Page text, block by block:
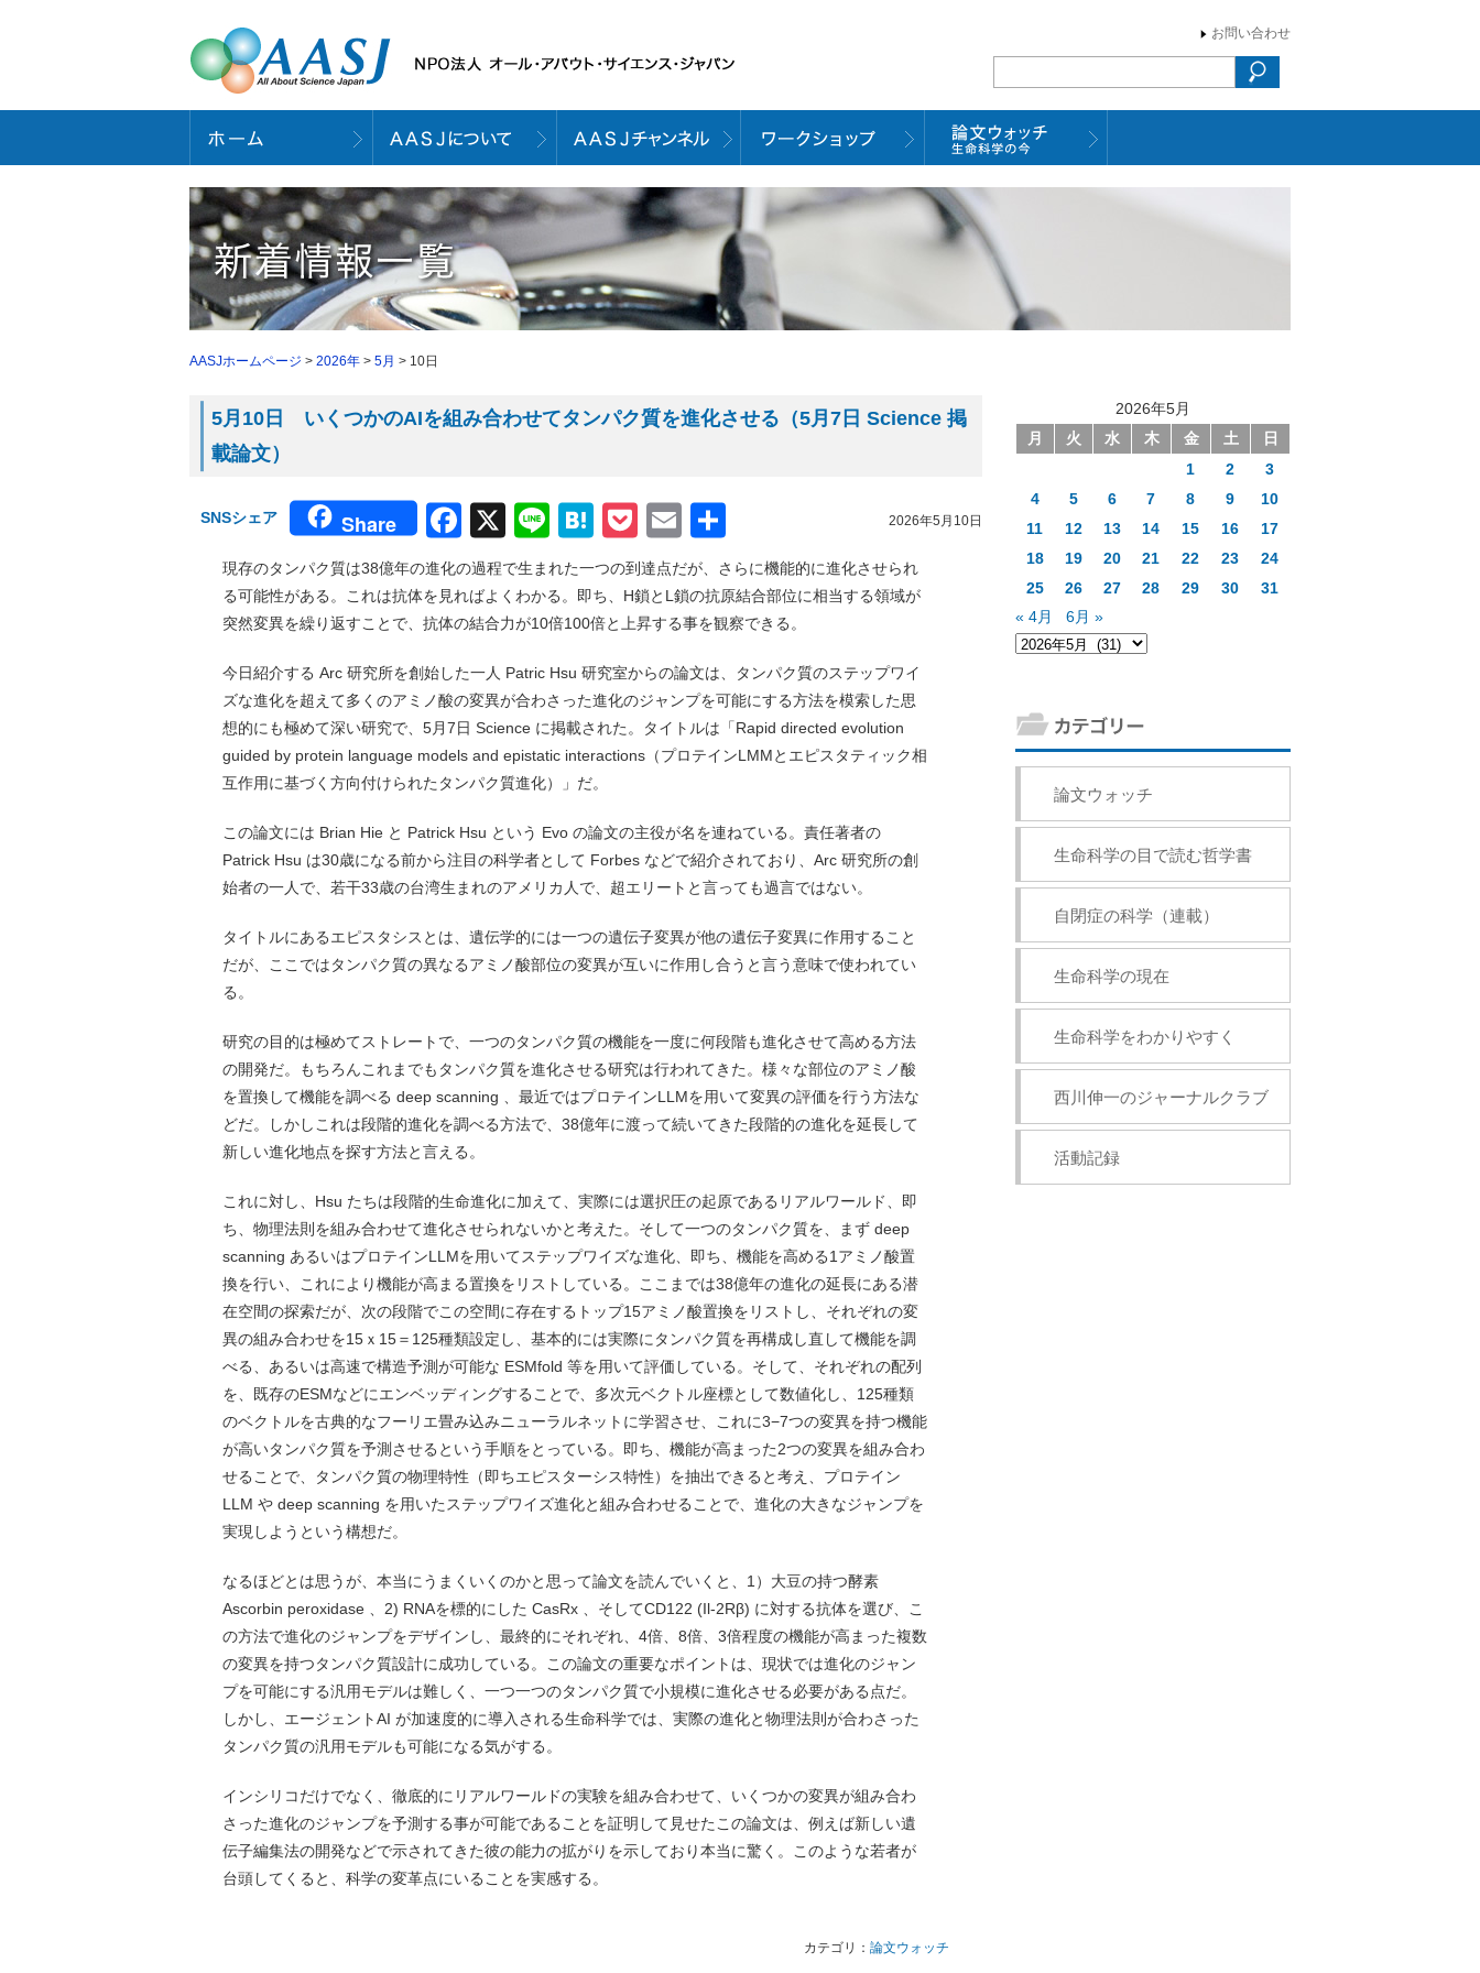
お問い合わせ
AASJホームページ > 2026年 > 5月 > 10日
5月10日 いくつかのAIを組み合わせてタンパク質を進化させる（5月7日 Science 掲
載論文）
2026年5月10日
SNSシェア Share Facebook
X LineHatena
Pocket
Email
有
現存のタンパク質は38億年の進化の過程で生まれた一つの到達点だが、さらに機能的に進化させられ
る可能性がある。これは抗体を見ればよくわかる。即ち、H鎖とL鎖の抗原結合部位に相当する領域が
突然変異を繰り返すことで、抗体の結合力が10倍100倍と上昇する事を観察できる。
今日紹介する Arc 研究所を創始した一人 Patric Hsu 研究室からの論文は、タンパク質のステップワイ
ズな進化を超えて多くのアミノ酸の変異が合わさった進化のジャンプを可能にする方法を模索した思
想的にも極めて深い研究で、5月7日 Science に掲載された。タイトルは「Rapid directed evolution
guided by protein language models and epistatic interactions（プロテインLMMとエピスタティック相
互作用に基づく方向付けられたタンパク質進化）」だ。
この論文には Brian Hie と Patrick Hsu という Evo の論文の主役が名を連ねている。責任著者の
Patrick Hsu は30歳になる前から注目の科学者として Forbes などで紹介されており、Arc 研究所の創
始者の一人で、若干33歳の台湾生まれのアメリカ人で、超エリートと言っても過言ではない。
タイトルにあるエピスタシスとは、遺伝学的には一つの遺伝子変異が他の遺伝子変異に作用すること
だが、ここではタンパク質の異なるアミノ酸部位の変異が互いに作用し合うと言う意味で使われてい
る。
研究の目的は極めてストレートで、一つのタンパク質の機能を一度に何段階も進化させて高める方法
の開発だ。もちろんこれまでもタンパク質を進化させる研究は行われてきた。様々な部位のアミノ酸
を置換して機能を調べる deep scanning 、最近ではプロテインLLMを用いて変異の評価を行う方法な
どだ。しかしこれは段階的進化を調べる方法で、38億年に渡って続いてきた段階的の進化を延長して
新しい進化地点を探す方法と言える。
これに対し、Hsu たちは段階的生命進化に加えて、実際には選択圧の起原であるリアルワールド、即
ち、物理法則を組み合わせて進化させられないかと考えた。そして一つのタンパク質を、まず deep
scanning あるいはプロテインLLMを用いてステップワイズな進化、即ち、機能を高める1アミノ酸置
換を行い、これにより機能が高まる置換をリストしている。ここまでは38億年の進化の延長にある潜
在空間の探索だが、次の段階でこの空間に存在するトップ15アミノ酸置換をリストし、それぞれの変
異の組み合わせを15ｘ15＝125種類設定し、基本的には実際にタンパク質を再構成し直して機能を調
べる、あるいは高速で構造予測が可能な ESMfold 等を用いて評価している。そして、それぞれの配列
を、既存のESMなどにエンベッディングすることで、多次元ベクトル座標として数値化し、125種類
のベクトルを古典的なフーリエ畳み込みニューラルネットに学習させ、これに3−7つの変異を持つ機能
が高いタンパク質を予測させるという手順をとっている。即ち、機能が高まった2つの変異を組み合わ
せることで、タンパク質の物理特性（即ちエピスターシス特性）を抽出できると考え、プロテイン
LLM や deep scanning を用いたステップワイズ進化と組み合わせることで、進化の大きなジャンプを
実現しようという構想だ。
なるほどとは思うが、本当にうまくいくのかと思って論文を読んでいくと、1）大豆の持つ酵素
Ascorbin peroxidase 、2) RNAを標的にした CasRx 、そしてCD122 (Il-2Rβ) に対する抗体を選び、こ
の方法で進化のジャンプをデザインし、最終的にそれぞれ、4倍、8倍、3倍程度の機能が高まった複数
の変異を持つタンパク質設計に成功している。この論文の重要なポイントは、現状では進化のジャン
プを可能にする汎用モデルは難しく、一つ一つのタンパク質で小規模に進化させる必要がある点だ。
しかし、エージェントAI が加速度的に導入される生命科学では、実際の進化と物理法則が合わさった
タンパク質の汎用モデルも可能になる気がする。
インシリコだけでなく、徹底的にリアルワールドの実験を組み合わせて、いくつかの変異が組み合わ
さった進化のジャンプを予測する事が可能であることを証明して見せたこの論文は、例えば新しい遺
伝子編集法の開発などで示されてきた彼の能力の拡がりを示しており本当に驚く。このような若者が
台頭してくると、科学の変革点にいることを実感する。
カテゴリ： 論文ウォッチ
2026年5月
月
火 水 木 金 土
日
1
2
3
4
5 6 7 8 9
10
11
12 13 14 15 16
17
18
19 20 21 22 23
24
25
26 27 28 29 30
31
« 4月
6月 »
論文ウォッチ
生命科学の目で読む哲学書
自閉症の科学（連載）
生命科学の現在
生命科学をわかりやすく
西川伸一のジャーナルクラブ
活動記録